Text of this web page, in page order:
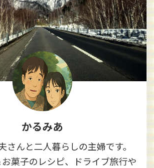
かるみあ
さんと二人暮らしの主婦です。
菓子のレシピ、ドライブ旅行や